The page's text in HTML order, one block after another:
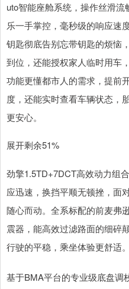
uto智能座舱系统，操作丝滑
乐一手掌控，毫秒级的响应速
钥匙彻底告别忘带钥匙的烦恼
到位，还能授权家人临时用车
功能更懂都市人的需求，提前
度，还能实时查看车辆状态，
更安心。
展开剩余51%
劲擎1.5TD+7DCT高效动力组
应迅速，换挡平顺无顿挫，面
随心而动。全系标配的前麦弗
震器，能高效过滤路面的细碎
行驶的平稳，乘坐体验更舒适。
基于BMA平台的专业级底盘调